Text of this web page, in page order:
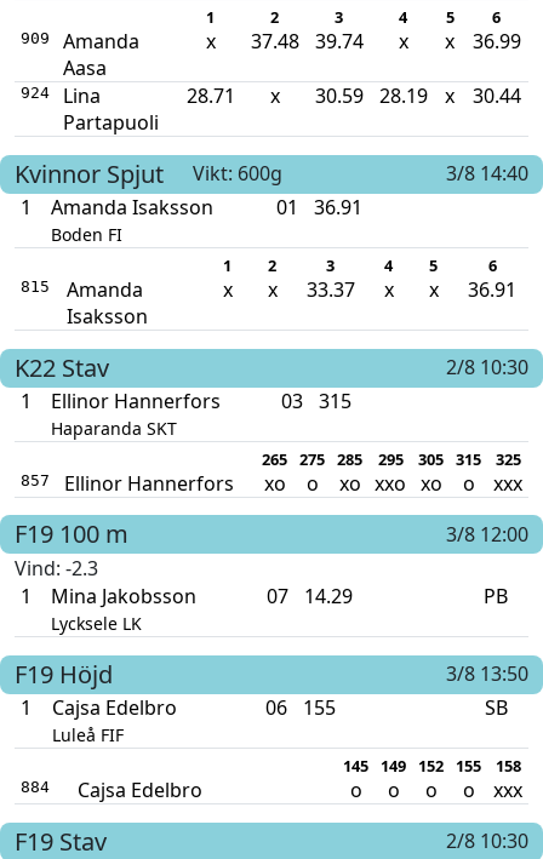
1 2 3 4 5 6
909
Amanda
Aasa
x 37.48 39.74 x x 36.99
924
Lina
Partapuoli
28.71 x 30.59 28.19 x 30.44
Kvinnor Spjut Vikt: 600g
3/8 14:40
1
Amanda Isaksson
Boden FI
01 36.91
1 2 3 4 5 6
815
Amanda
Isaksson
x x 33.37 x x 36.91
K22 Stav
2/8 10:30
1
Ellinor Hannerfors
Haparanda SKT
03 315
265 275 285 295 305 315 325
857 Ellinor Hannerfors xo o xo xxo xo o xxx
F19 100 m
3/8 12:00
Vind: -2.3
1
Mina Jakobsson
Lycksele LK
07 14.29 PB
F19 Höjd
3/8 13:50
1
Cajsa Edelbro
Luleå FIF
06 155 SB
145 149 152 155 158
884 Cajsa Edelbro o o o o xxx
F19 Stav
2/8 10:30